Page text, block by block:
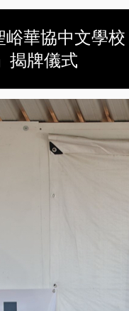
峪華協中文學校
揭牌儀式